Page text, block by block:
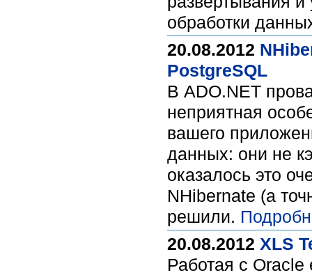
обработки
20.08.2012
PostgreSQL
В ADO.NET
неприятная
вашего
данных: они не
оказалось это
NHibernate (а
решили.
20.08.2012 XLS
Работая с Oracle